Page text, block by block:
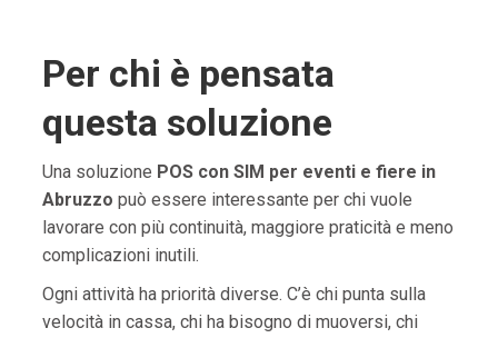
Per chi è pensata
questa soluzione
Una soluzione POS con SIM per eventi e fiere in
Abruzzo può essere interessante per chi vuole
lavorare con più continuità, maggiore praticità e meno
complicazioni inutili.
Ogni attività ha priorità diverse. C’è chi punta sulla
velocità in cassa, chi ha bisogno di muoversi, chi